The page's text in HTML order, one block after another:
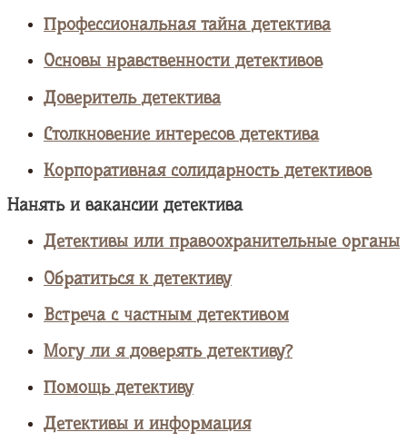
Профессиональная тайна детектива
Основы нравственности детективов
Доверитель детектива
Столкновение интересов детектива
Корпоративная солидарность детективов
Нанять и вакансии детектива
Детективы или правоохранительные органы
Обратиться к детективу
Встреча с частным детективом
Могу ли я доверять детективу?
Помощь детективу
Детективы и информация